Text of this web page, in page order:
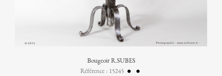
Bougeoir R.SUBES
Référence : 15245